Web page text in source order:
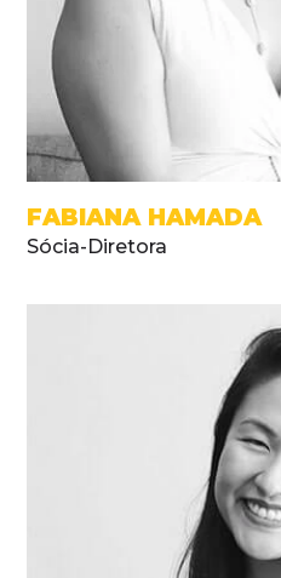
FABIANA HAMADA
Sócia-Diretora